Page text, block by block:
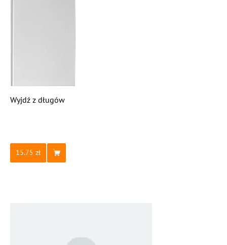
Wyjdź z długów
15.75